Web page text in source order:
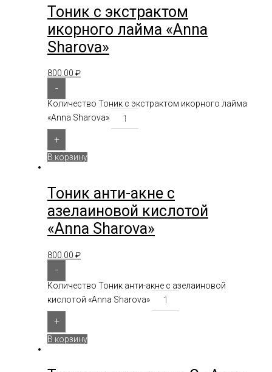
Тоник c экстрактом
икорного лайма «Anna
Sharova»
800.00 ₽
-
Количество Тоник c экстрактом икорного лайма
«Anna Sharova»
+
В корзину
Тоник анти-акне с
азелаиновой кислотой
«Anna Sharova»
800.00 ₽
-
Количество Тоник анти-акне с азелаиновой
кислотой «Anna Sharova»
+
В корзину